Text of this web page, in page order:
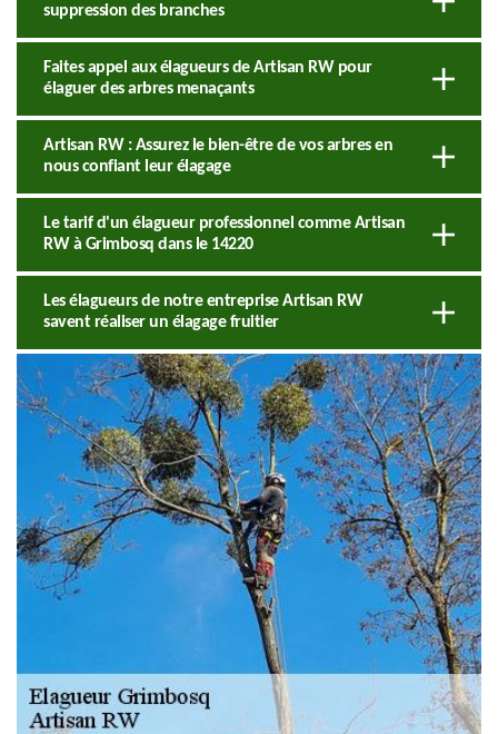
suppression des branches
Faites appel aux élagueurs de Artisan RW pour
élaguer des arbres menaçants
Artisan RW : Assurez le bien-être de vos arbres en
nous confiant leur élagage
Le tarif d'un élagueur professionnel comme Artisan
RW à Grimbosq dans le 14220
Les élagueurs de notre entreprise Artisan RW
savent réaliser un élagage fruitier